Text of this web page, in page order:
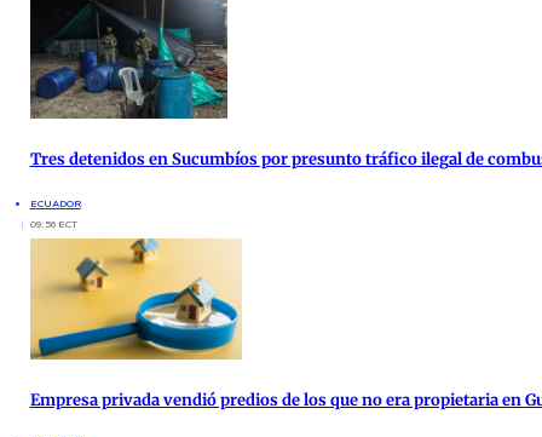
Tres detenidos en Sucumbíos por presunto tráfico ilegal de
ECUADOR
09:56 ECT
Empresa privada vendió predios de los que no era propietaria en